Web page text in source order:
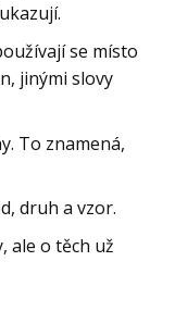
se místo
jinými slovy
To znamená,
druh a vzor.
ale o těch už